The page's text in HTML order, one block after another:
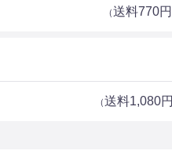
（送料770円
（送料1,080円